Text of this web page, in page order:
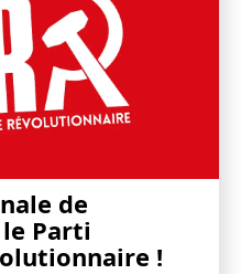
de
Parti
!